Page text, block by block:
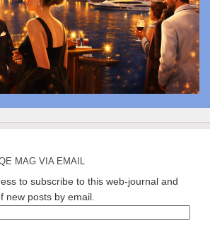
MAG VIA EMAIL
to subscribe to this web-journal and
new posts by email.